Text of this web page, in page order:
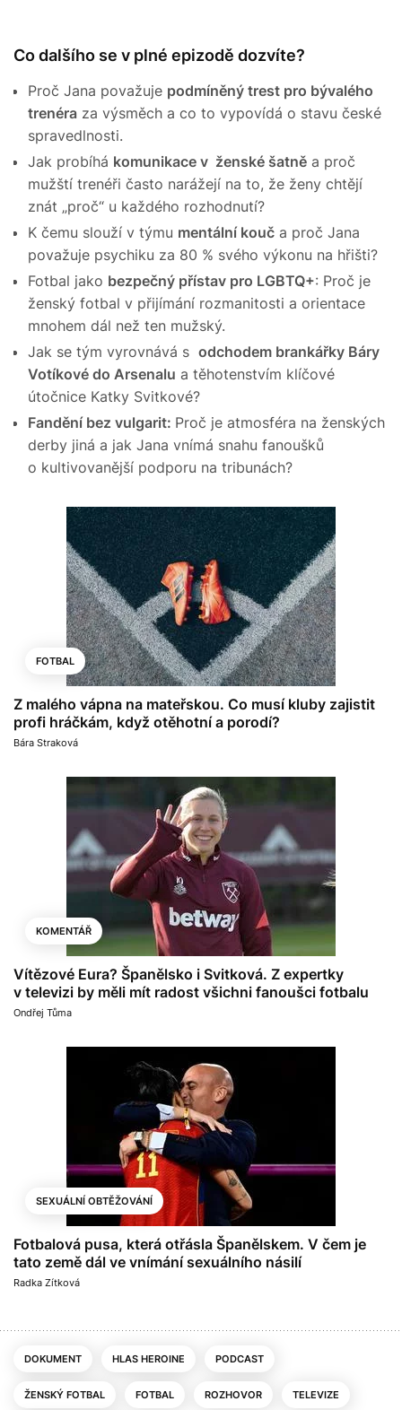
Co dalšího se v plné epizodě dozvíte?
Proč Jana považuje podmíněný trest pro bývalého
trenéra za výsměch a co to vypovídá o stavu české
spravedlnosti.
Jak probíhá komunikace v ženské šatně a proč
mužští trenéři často narážejí na to, že ženy chtějí
znát „proč“ u každého rozhodnutí?
K čemu slouží v týmu mentální kouč a proč Jana
považuje psychiku za 80 % svého výkonu na hřišti?
Fotbal jako bezpečný přístav pro LGBTQ+: Proč je
ženský fotbal v přijímání rozmanitosti a orientace
mnohem dál než ten mužský.
Jak se tým vyrovnává s odchodem brankářky Báry
Votíkové do Arsenalu a těhotenstvím klíčové
útočnice Katky Svitkové?
Fandění bez vulgarit: Proč je atmosféra na ženských
derby jiná a jak Jana vnímá snahu fanoušků
o kultivovanější podporu na tribunách?
FOTBAL
Z malého vápna na mateřskou. Co musí kluby zajistit
profi hráčkám, když otěhotní a porodí?
Bára Straková
KOMENTÁŘ
Vítězové Eura? Španělsko i Svitková. Z expertky
v televizi by měli mít radost všichni fanoušci fotbalu
Ondřej Tůma
SEXUÁLNÍ OBTĚŽOVÁNÍ
Fotbalová pusa, která otřásla Španělskem. V čem je
tato země dál ve vnímání sexuálního násilí
Radka Zítková
DOKUMENT HLAS HEROINE PODCAST
ŽENSKÝ FOTBAL FOTBAL ROZHOVOR TELEVIZE